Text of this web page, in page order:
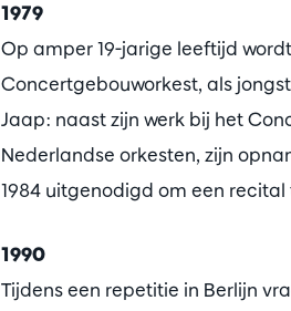
1979
Op amper 19-jarige leeftijd
Concertgebouworkest, als
Jaap: naast zijn werk bij het
Nederlandse orkesten, zijn
1984 uitgenodigd om een
1990
Tijdens een repetitie in Berlijn